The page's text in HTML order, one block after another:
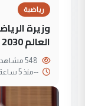
رياضية
وزيرة
العالم 2030 في إسبانيا
--منذ 5 ساعة